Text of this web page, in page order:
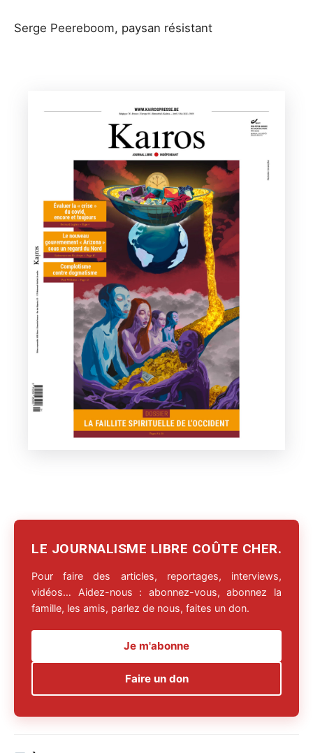
Serge Peereboom, paysan résistant
LE JOURNALISME LIBRE COÛTE CHER.
Pour faire des articles, reportages, interviews,
vidéos… Aidez-nous : abonnez-vous, abonnez la
famille, les amis, parlez de nous, faites un don.
Je m'abonne
Faire un don